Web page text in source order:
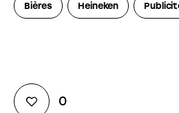
Bières Heineken
0